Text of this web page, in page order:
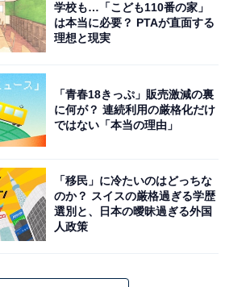
学校も…「こども110番の家」
は本当に必要？ PTAが直面する
理想と現実
「青春18きっぷ」販売激減の裏
に何が？ 連続利用の厳格化だけ
ではない「本当の理由」
「移民」に冷たいのはどっちな
のか？ スイスの厳格過ぎる学歴
選別と、日本の曖昧過ぎる外国
人政策